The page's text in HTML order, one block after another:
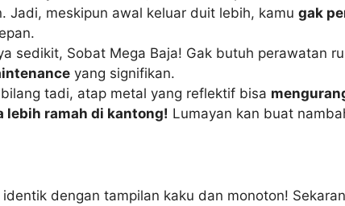
Jadi, meskipun awal keluar duit lebih, kamugak
sedikit, Sobat Mega Baja! Gak butuh perawatan
yang signifikan.
tadi, atap metal yang reflektif bisa
ramah di kantong! Lumayan kan buat
dengan tampilan kaku dan monoton!